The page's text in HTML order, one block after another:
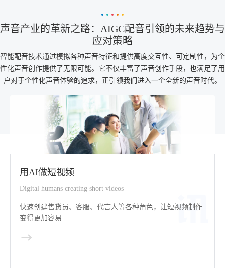
声音产业的革新之路：AIGC配音引领的未来趋势与
应对策略
智能配音技术通过模拟各种声音特征和提供高度交互性、可定制性，为个
性化声音创作提供了无限可能。它不仅丰富了声音创作手段，也满足了用
户对于个性化声音体验的追求，正引领我们进入一个全新的声音时代。
用AI做短视频
Digital humans creating short videos
快速创建售货员、客服、代言人等各种角色，让短视频制作
变得更加容易...